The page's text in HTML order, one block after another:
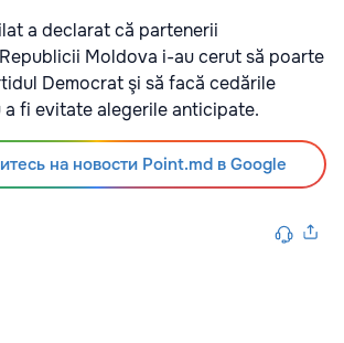
a declarat că partenerii
Moldova i-au cerut să poarte
Democrat şi să facă cedările
a fi evitate alegerile anticipate.
на новости Point.md в Google